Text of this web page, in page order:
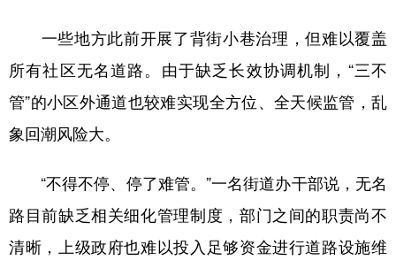
一些地方此前开展了背街小巷治理，但难以覆盖
所有社区无名道路。由于缺乏长效协调机制，“三不
管”的小区外通道也较难实现全方位、全天候监管，乱
象回潮风险大。
“不得不停、停了难管。”一名街道办干部说，无名
路目前缺乏相关细化管理制度，部门之间的职责尚不
清晰，上级政府也难以投入足够资金进行道路设施维